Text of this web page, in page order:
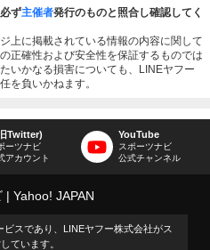
ず主催者発行のものと照合し確認してく
上に掲載されている情報の内容に関して
正確性および安全性を保証するものでは
いかなる損害についても、LINEヤフー
を負いかねます。
Twitter)
ーツナビ
アカウント
YouTube
スポーツナビ
公式チャンネル
Yahoo! JAPAN
ビスであり、LINEヤフー株式会社がス
ています。